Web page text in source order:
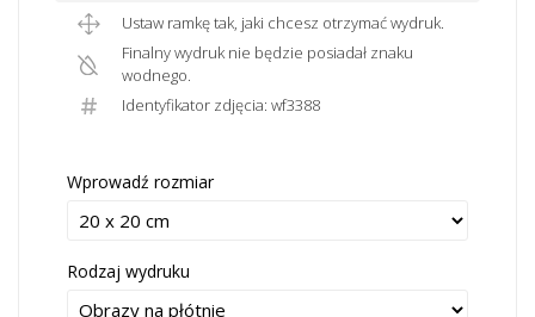
Ustaw ramkę tak, jaki chcesz otrzymać wydruk.
Finalny wydruk nie będzie posiadał znaku
wodnego.
Identyfikator zdjęcia: wf3388
Wprowadź rozmiar
Rodzaj wydruku